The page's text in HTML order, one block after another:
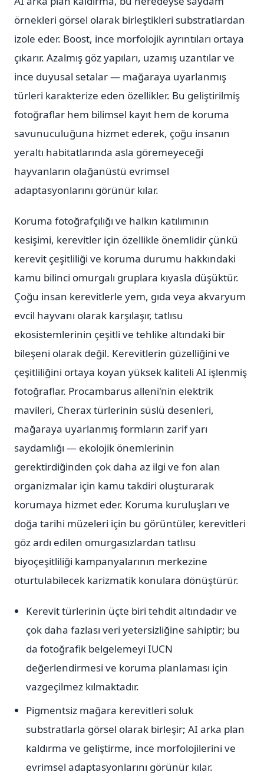
örnekleri görsel olarak birleştikleri substratlardan
izole eder. Boost, ince morfolojik ayrıntıları ortaya
çıkarır. Azalmış göz yapıları, uzamış uzantılar ve
ince duyusal setalar — mağaraya uyarlanmış
türleri karakterize eden özellikler. Bu geliştirilmiş
fotoğraflar hem bilimsel kayıt hem de koruma
savunuculuğuna hizmet ederek, çoğu insanın
yeraltı habitatlarında asla göremeyeceği
hayvanların olağanüstü evrimsel
adaptasyonlarını görünür kılar.
Koruma fotoğrafçılığı ve halkın katılımının
kesişimi, kerevitler için özellikle önemlidir çünkü
kerevit çeşitliliği ve koruma durumu hakkındaki
kamu bilinci omurgalı gruplara kıyasla düşüktür.
Çoğu insan kerevitlerle yem, gıda veya akvaryum
evcil hayvanı olarak karşılaşır, tatlısu
ekosistemlerinin çeşitli ve tehlike altındaki bir
bileşeni olarak değil. Kerevitlerin güzelliğini ve
çeşitliliğini ortaya koyan yüksek kaliteli AI işlenmiş
fotoğraflar. Procambarus alleni'nin elektrik
mavileri, Cherax türlerinin süslü desenleri,
mağaraya uyarlanmış formların zarif yarı
saydamlığı — ekolojik önemlerinin
gerektirdiğinden çok daha az ilgi ve fon alan
organizmalar için kamu takdiri oluşturarak
korumaya hizmet eder. Koruma kuruluşları ve
doğa tarihi müzeleri için bu görüntüler, kerevitleri
göz ardı edilen omurgasızlardan tatlısu
biyoçeşitliliği kampanyalarının merkezine
oturtulabilecek karizmatik konulara dönüştürür.
Kerevit türlerinin üçte biri tehdit altındadır ve
çok daha fazlası veri yetersizliğine sahiptir; bu
da fotoğrafik belgelemeyi IUCN
değerlendirmesi ve koruma planlaması için
vazgeçilmez kılmaktadır.
Pigmentsiz mağara kerevitleri soluk
substratlarla görsel olarak birleşir; AI arka plan
kaldırma ve geliştirme, ince morfolojilerini ve
evrimsel adaptasyonlarını görünür kılar.